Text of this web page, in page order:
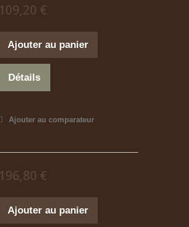
109,20 €
Ajouter au panier
Détails
Ajouter au comparateur
196,80 €
Ajouter au panier